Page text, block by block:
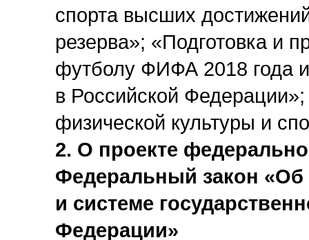
спорта высших
резерва»; «Подготовка и
футболу ФИФА 2018 года
в Российской
физической культуры и
2. О проекте
Федеральный закон «Об
и системе
Федерации»